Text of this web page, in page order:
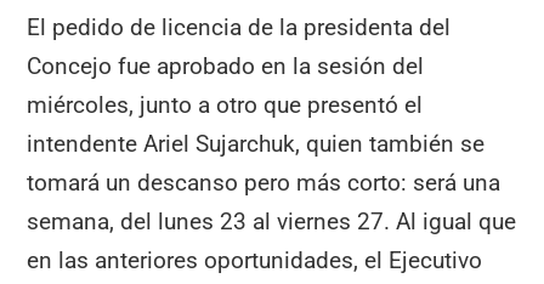
El pedido de licencia de la presidenta del
Concejo fue aprobado en la sesión del
miércoles, junto a otro que presentó el
intendente Ariel Sujarchuk, quien también se
tomará un descanso pero más corto: será una
semana, del lunes 23 al viernes 27. Al igual que
en las anteriores oportunidades, el Ejecutivo